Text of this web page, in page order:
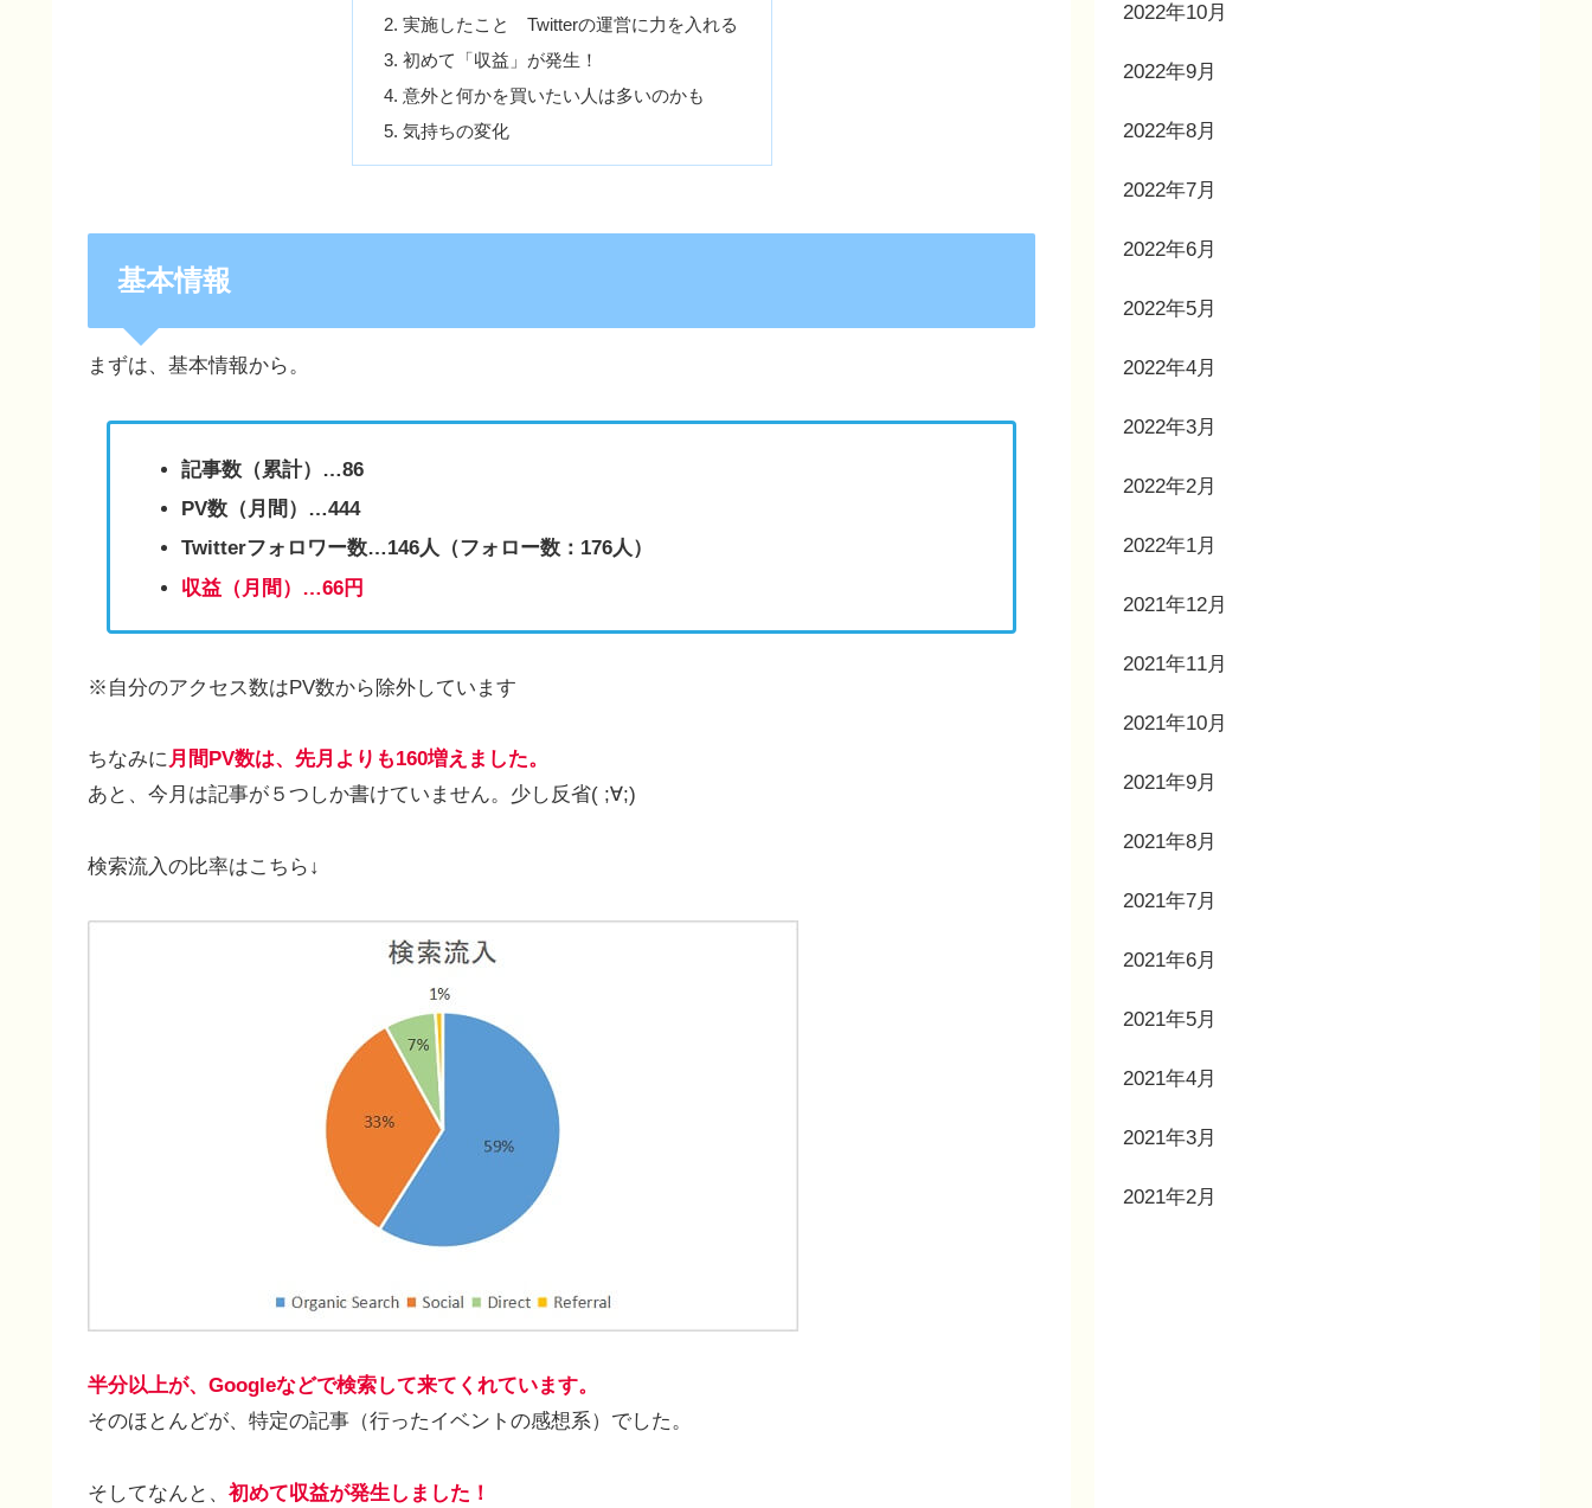
実施したこと Twitterの運営に力を入れる
初めて「収益」が発生！
意外と何かを買いたい人は多いのかも
気持ちの変化
基本情報
まずは、基本情報から。
記事数（累計）…86
PV数（月間）…444
Twitterフォロワー数…146人（フォロー数：176人）
収益（月間）…66円
※自分のアクセス数はPV数から除外しています
ちなみに月間PV数は、先月よりも160増えました。
あと、今月は記事が５つしか書けていません。少し反省( ;∀;)
検索流入の比率はこちら↓
半分以上が、Googleなどで検索して来てくれています。
そのほとんどが、特定の記事（行ったイベントの感想系）でした。
そしてなんと、 初めて収益が発生しました！
2022年10月
2022年9月
2022年8月
2022年7月
2022年6月
2022年5月
2022年4月
2022年3月
2022年2月
2022年1月
2021年12月
2021年11月
2021年10月
2021年9月
2021年8月
2021年7月
2021年6月
2021年5月
2021年4月
2021年3月
2021年2月